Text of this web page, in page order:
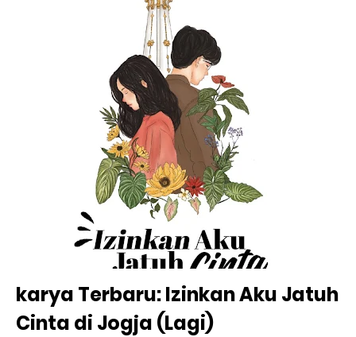
karya Terbaru: Izinkan Aku Jatuh
Cinta di Jogja (Lagi)